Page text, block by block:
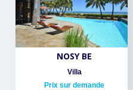
NOSY BE
Villa
Prix sur demande